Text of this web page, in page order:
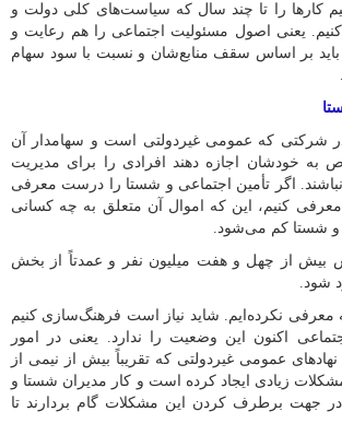
کار‌ها را تا چند سال که سیاست‌های کلی دولت و
کنیم. یعنی اصول مسئولیت اجتماعی را هم رعایت و
بر اساس سقف منابع‌شان و نسبت با سود سهام
شرکتی که عمومی غیردولتی است و سهامدار آن
به خودشان اجازه دهند افرادی را برای مدیریت
اگر تأمین اجتماعی و شستا را درست معرفی
کنیم، این که اموال آن متعلق به چه کسانی
و شستا کم می‌شود.
بیش از چهل و هفت میلیون نفر و عمدتاً از بخش
شود.
معرفی نکرده‌ایم. شاید نیاز است فرهنگ‌سازی کنیم
اکنون این وضعیت را ندارد. یعنی در امور
عمومی غیردولتی که تقریباً بیش از نیمی از
زیادی ایجاد کرده است و کار مدیران شستا و
جهت برطرف کردن این مشکلات گام بردارند تا